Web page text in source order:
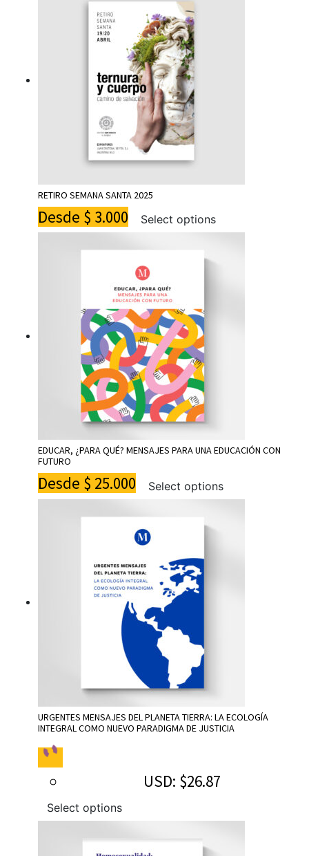
RETIRO SEMANA SANTA 2025
Desde $ 3.000 Select options
EDUCAR, ¿PARA QUÉ? MENSAJES PARA UNA EDUCACIÓN CON
FUTURO
Desde $ 25.000 Select options
URGENTES MENSAJES DEL PLANETA TIERRA: LA ECOLOGÍA
INTEGRAL COMO NUEVO PARADIGMA DE JUSTICIA
USD: $26.87
Select options